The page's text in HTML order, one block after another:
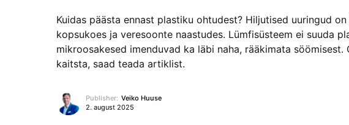
Kuidas päästa ennast plastiku ohtudest? Hiljutised uuringud
kopsukoes ja veresoonte naastudes. Lümfisüsteem ei suuda
mikroosakesed imenduvad ka läbi naha, rääkimata
kaitsta, saad teada artiklist.
Publisher: Veiko Huuse
2. august 2025